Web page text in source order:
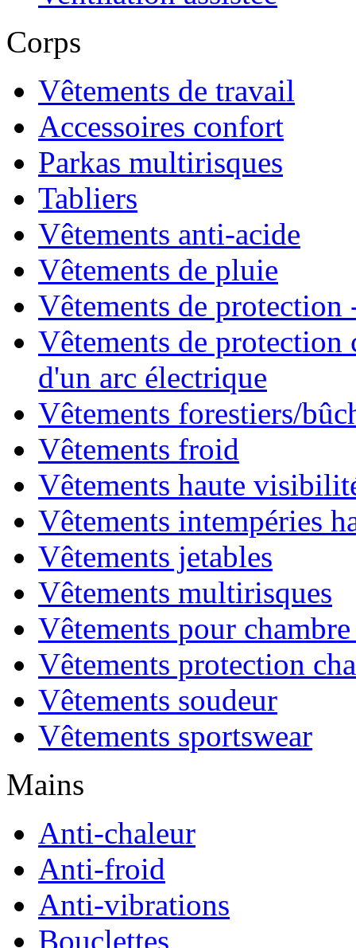
Corps
Vêtements de travail
Accessoires confort
Parkas multirisques
Tabliers
Vêtements anti-acide
Vêtements de pluie
Vêtements de protection
Vêtements de protection
d'un arc électrique
Vêtements forestiers/
Vêtements froid
Vêtements haute
Vêtements intempéries
Vêtements jetables
Vêtements multirisques
Vêtements pour
Vêtements protection
Vêtements soudeur
Vêtements sportswear
Mains
Anti-chaleur
Anti-froid
Anti-vibrations
Bouclettes